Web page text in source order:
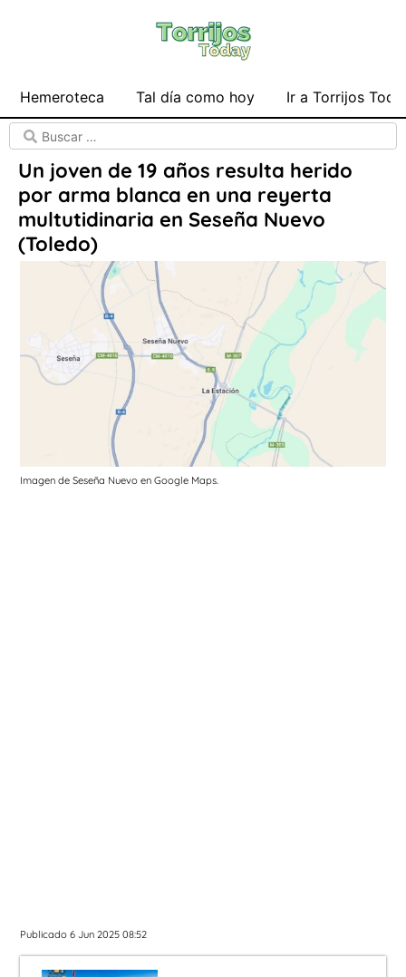
Hemeroteca Tal día como hoy Ir a Torrijos
Un joven de 19 años resulta herido
por arma blanca en una reyerta
multutidinaria en Seseña Nuevo
(Toledo)
Imagen de Seseña Nuevo en Google Maps.
Publicado 6 Jun 2025 08:52